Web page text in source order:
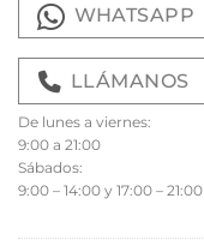
WHATSAPP
LLÁMANOS
De lunes a viernes:
9:00 a 21:00
Sábados:
9:00 – 14:00 y 17:00 – 21:00